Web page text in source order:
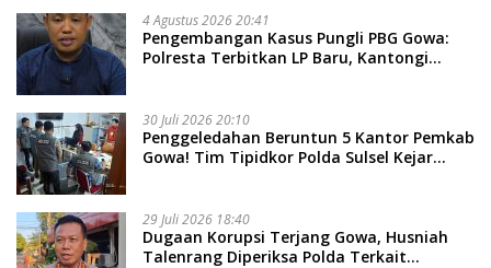
4 Agustus 2026 20:41
Pengembangan Kasus Pungli PBG Gowa:
Polresta Terbitkan LP Baru, Kantongi
30 Juli 2026 20:10
Penggeledahan Beruntun 5 Kantor Pemkab
Gowa! Tim Tipidkor Polda Sulsel Kejar
29 Juli 2026 18:40
Dugaan Korupsi Terjang Gowa, Husniah
Talenrang Diperiksa Polda Terkait